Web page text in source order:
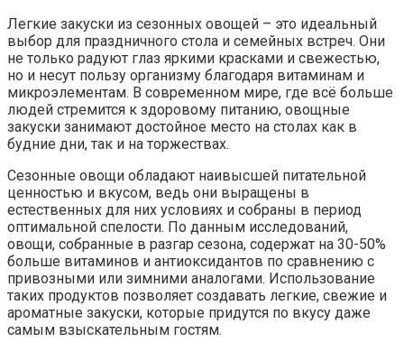
Легкие закуски из сезонных овощей – это идеальный
выбор для праздничного стола и семейных встреч. Они
не только радуют глаз яркими красками и свежестью,
но и несут пользу организму благодаря витаминам и
микроэлементам. В современном мире, где всё больше
людей стремится к здоровому питанию, овощные
закуски занимают достойное место на столах как в
будние дни, так и на торжествах.
Сезонные овощи обладают наивысшей питательной
ценностью и вкусом, ведь они выращены в
естественных для них условиях и собраны в период
оптимальной спелости. По данным исследований,
овощи, собранные в разгар сезона, содержат на 30-50%
больше витаминов и антиоксидантов по сравнению с
привозными или зимними аналогами. Использование
таких продуктов позволяет создавать легкие, свежие и
ароматные закуски, которые придутся по вкусу даже
самым взыскательным гостям.